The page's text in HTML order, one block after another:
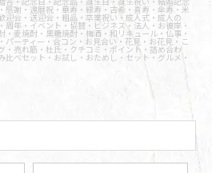
感謝・還暦祝・華寿・緑寿・古希・喜寿・傘寿・米
迎会・送迎会・粗品・卒業祝い・成人式・成人の
周年・イベント・協賛・ビジネス・法人・お彼岸・
麦焼酎・黒糖焼酎・梅酒・和リキュール・仏事・
パーティー・合コン・お見合い・花見・お花見・こ
・売れ筋・杜氏・クチコミ・ポイント・詰め合わ
べセット・お試し・おためし・セット・グルメ・